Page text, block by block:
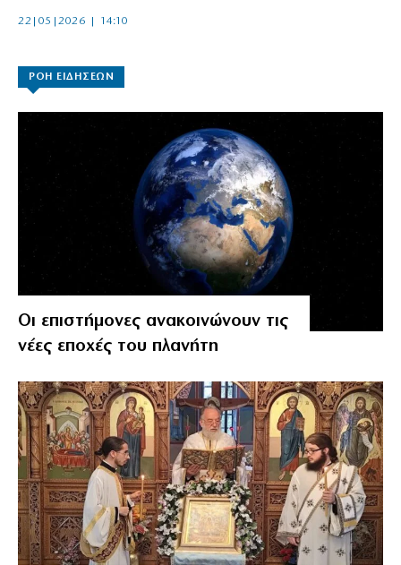
22|05|2026 | 14:10
ΡΟΗ ΕΙΔΗΣΕΩΝ
Οι επιστήμονες ανακοινώνουν τις
νέες εποχές του πλανήτη